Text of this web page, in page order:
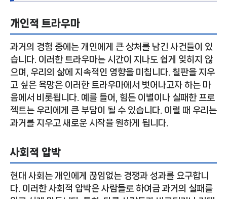
개인적 트라우마
과거의 경험 중에는 개인에게 큰 상처를 남긴 사건들이 있
습니다. 이러한 트라우마는 시간이 지나도 쉽게 잊히지 않
으며, 우리의 삶에 지속적인 영향을 미칩니다. 칠판을 지우
고 싶은 욕망은 이러한 트라우마에서 벗어나고자 하는 마
음에서 비롯됩니다. 예를 들어, 힘든 이별이나 실패한 프로
젝트는 우리에게 큰 부담이 될 수 있습니다. 이럴 때 우리는
과거를 지우고 새로운 시작을 원하게 됩니다.
사회적 압박
현대 사회는 개인에게 끊임없는 경쟁과 성과를 요구합니
다. 이러한 사회적 압박은 사람들로 하여금 과거의 실패를